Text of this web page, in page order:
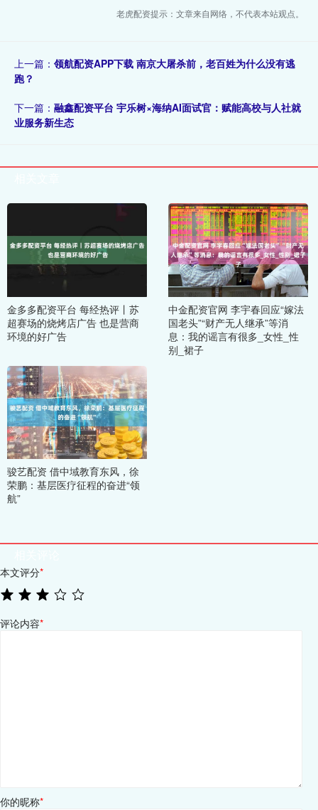
老虎配资提示：文章来自网络，不代表本站观点。
上一篇： 领航配资APP下载 南京大屠杀前，老百姓为什么没有逃
跑？
下一篇： 融鑫配资平台 宇乐树×海纳AI面试官：赋能高校与人社就
业服务新生态
金多多配资平台 每经热评丨苏
超赛场的烧烤店广告 也是营商
环境的好广告
中金配资官网 李宇春回应“嫁法
国老头”“财产无人继承”等消
息：我的谣言有很多_女性_性
别_裙子
骏艺配资 借中域教育东风，徐
荣鹏：基层医疗征程的奋进“领
航”
本文评分*
评论内容*
你的昵称*